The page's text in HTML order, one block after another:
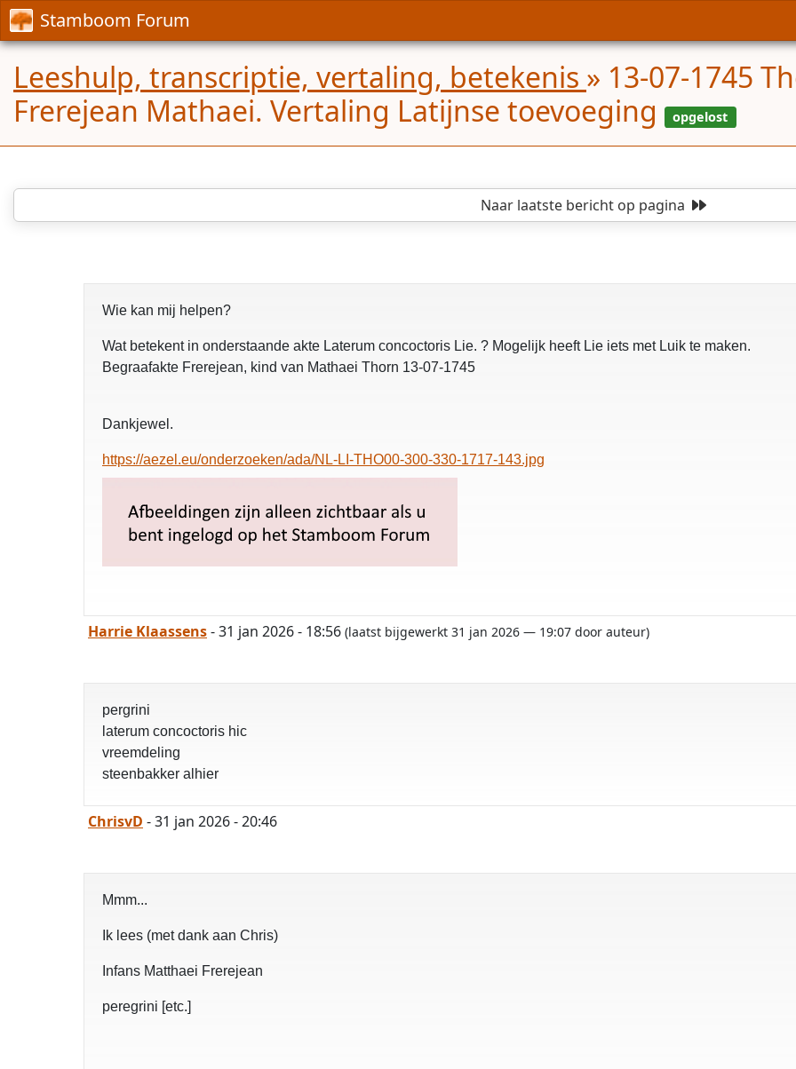
Stamboom Forum
Leeshulp, transcriptie, vertaling, betekenis » 13-07-1745
Frerejean Mathaei. Vertaling Latijnse toevoeging
Naar laatste berichtop pagina
Wie kan mij helpen?
Wat betekent in onderstaande akte Laterum concoctoris Lie. ? Mogelijk heeft Lie iets met Luik te maken.
Begraafakte Frerejean, kind van Mathaei Thorn 13-07-1745
Dankjewel.
https://aezel.eu/onderzoeken/ada/NL-LI-THO00-300-330-1717-143.jpg
Harrie Klaassens- 31 jan 2026 - 18:56 (laatst bijgewerkt 31 jan 2026 — 19:07 door auteur)
pergrini
laterum concoctoris hic
vreemdeling
steenbakker alhier
ChrisvD - 31 jan 2026 - 20:46
Mmm...
Ik lees (met dank aan Chris)
Infans Matthaei Frerejean
peregrini [etc.]